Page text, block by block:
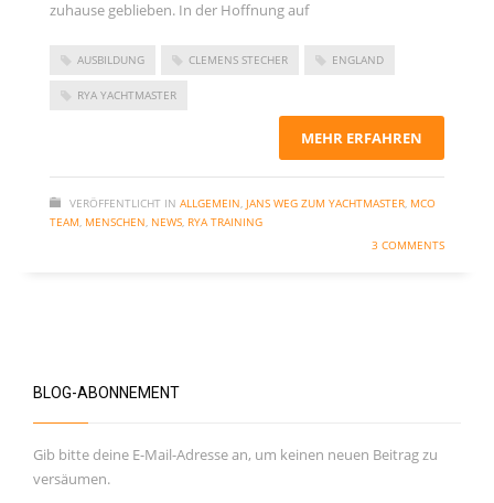
Kommentar-Feed
zuhause geblieben. In der Hoffnung auf
AUSBILDUNG CLEMENS STECHER ENGLAND
RYA YACHTMASTER
MEHR ERFAHREN
VERÖFFENTLICHT IN ALLGEMEIN, JANS WEG ZUM YACHTMASTER, MCO
TEAM, MENSCHEN, NEWS, RYA TRAINING
3 COMMENTS
BLOG-ABONNEMENT
Gib bitte deine E-Mail-Adresse an, um keinen neuen Beitrag zu
versäumen.